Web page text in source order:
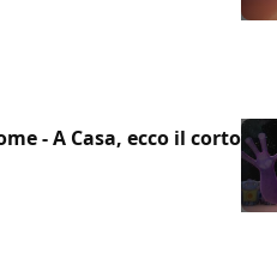
- A Casa, ecco il corto